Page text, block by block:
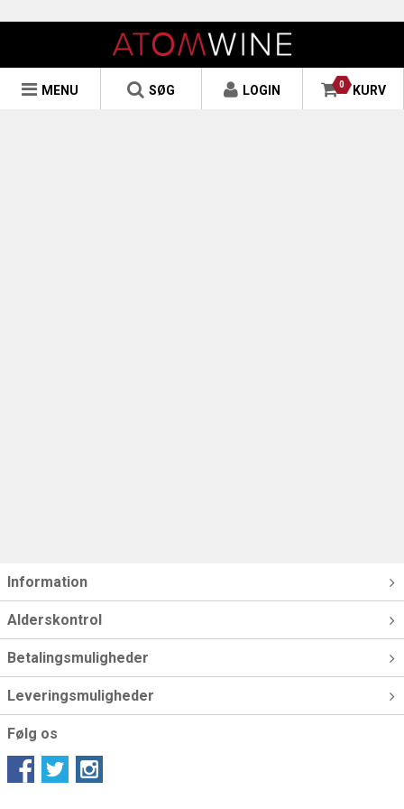
0 KURV
LOGIN
SØG
MENU
Information
Alderskontrol
Betalingsmuligheder
Leveringsmuligheder
Følg os